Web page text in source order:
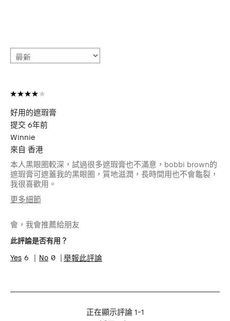
好用的遮瑕膏
提交 6年前
Winnie
來自 香港
本人黑眼圈較深，試過很多遮瑕膏也不滿意，bobbi brown的
遮瑕膏可遮蓋我的黑眼圈，質地滋潤，長時間用也不會龜裂，
我很喜歡用。
更多細節
肌膚類型
中性肌膚
肌膚問題
會，我會推薦給朋友
此評論是否有用？
6 0 舉報此評論
正在顯示評論 1-1